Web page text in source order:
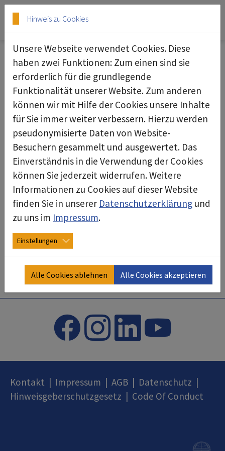
Skip to main content
Skip to page footer
Herzlichen Dank für Ihre
Anfrage
Ihre Anfrage wird in die entsprechende
Fachabteilung weitergeleitet und dort
schnellstmöglich bearbeitet.
Sie erhalten Antwort an die von Ihnen
angegebenen Kontaktdaten.
Ihr deconta Team
Kontakt Impressum AGB Datenschutz
Hinweisgeberschutzgesetz
Code Of Conduct
Hinweis zu Cookies
Unsere Webseite verwendet Cookies. Diese
haben zwei Funktionen: Zum einen sind sie
erforderlich für die grundlegende
Funktionalität unserer Website. Zum anderen
können wir mit Hilfe der Cookies unsere Inhalte
für Sie immer weiter verbessern. Hierzu werden
pseudonymisierte Daten von Website-
Besuchern gesammelt und ausgewertet. Das
Einverständnis in die Verwendung der Cookies
können Sie jederzeit widerrufen. Weitere
Informationen zu Cookies auf dieser Website
finden Sie in unserer Datenschutzerklärung und
zu uns im Impressum.
Einstellungen
Alle Cookies ablehnen Alle Cookies akzeptieren